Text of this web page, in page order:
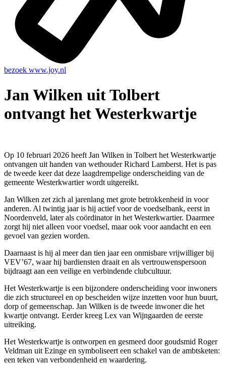
bezoek www.joy.nl
Jan Wilken uit Tolbert
ontvangt het Westerkwartje
Op 10 februari 2026 heeft Jan Wilken in Tolbert het Westerkwartje
ontvangen uit handen van wethouder Richard Lamberst. Het is pas
de tweede keer dat deze laagdrempelige onderscheiding van de
gemeente Westerkwartier wordt uitgereikt.
Jan Wilken zet zich al jarenlang met grote betrokkenheid in voor
anderen. Al twintig jaar is hij actief voor de voedselbank, eerst in
Noordenveld, later als coördinator in het Westerkwartier. Daarmee
zorgt hij niet alleen voor voedsel, maar ook voor aandacht en een
gevoel van gezien worden.
Daarnaast is hij al meer dan tien jaar een onmisbare vrijwilliger bij
VEV’67, waar hij bardiensten draait en als vertrouwenspersoon
bijdraagt aan een veilige en verbindende clubcultuur.
Het Westerkwartje is een bijzondere onderscheiding voor inwoners
die zich structureel en op bescheiden wijze inzetten voor hun buurt,
dorp of gemeenschap. Jan Wilken is de tweede inwoner die het
kwartje ontvangt. Eerder kreeg Lex van Wijngaarden de eerste
uitreiking.
Het Westerkwartje is ontworpen en gesmeed door goudsmid Roger
Veldman uit Ezinge en symboliseert een schakel van de ambtsketen:
een teken van verbondenheid en waardering.